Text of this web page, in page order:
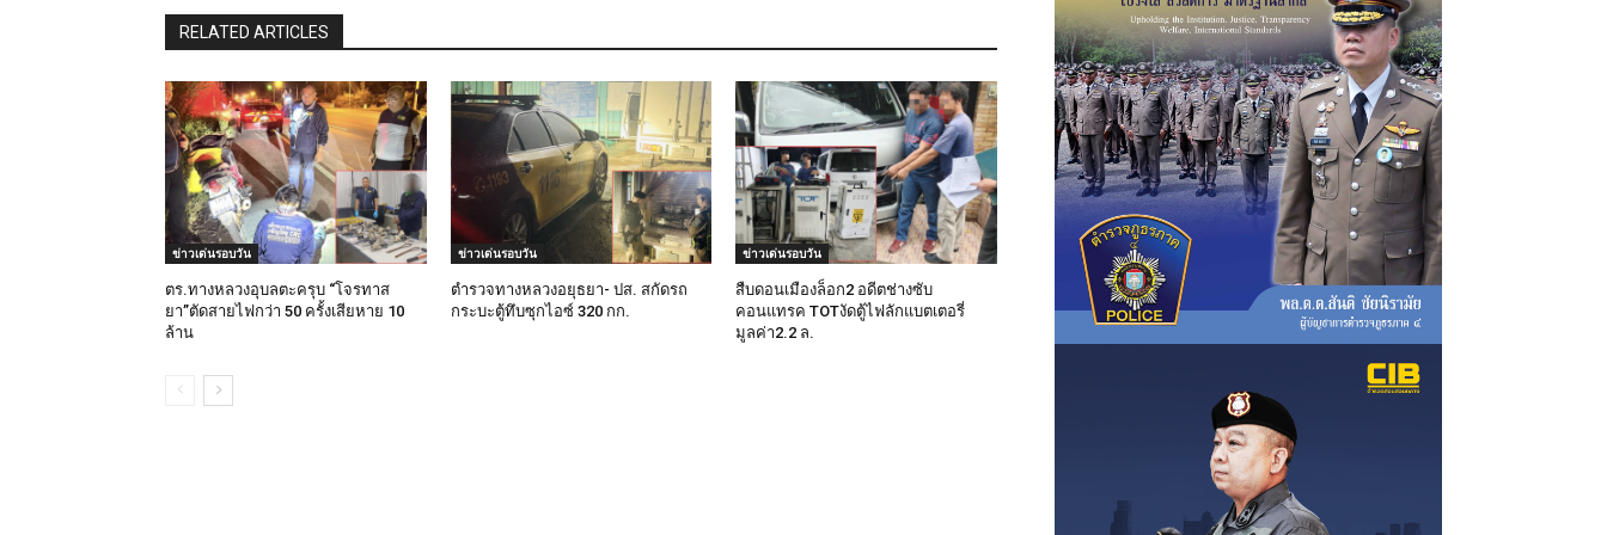
RELATED ARTICLES
ข่าวเด่นรอบวัน
ตร.ทางหลวงอุบลตะครุบ “โจรทาส
ยา”ตัดสายไฟกว่า 50 ครั้งเสียหาย 10
ล้าน
ข่าวเด่นรอบวัน
ตำรวจทางหลวงอยุธยา- ปส. สกัดรถ
กระบะตู้ทึบซุกไอซ์ 320 กก.
ข่าวเด่นรอบวัน
สืบดอนเมืองล็อก2 อดีตช่างซับ
คอนแทรค TOTงัดตู้ไฟลักแบตเตอรี่
มูลค่า2.2 ล.